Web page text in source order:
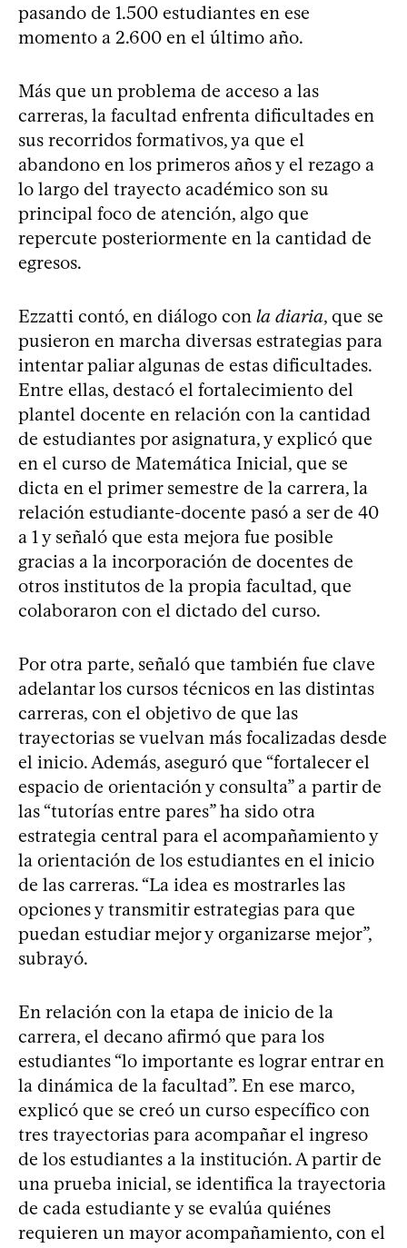
pasando de 1.500 estudiantes en ese
momento a 2.600 en el último año.
Más que un problema de acceso a las
carreras, la facultad enfrenta dificultades en
sus recorridos formativos, ya que el
abandono en los primeros años y el rezago a
lo largo del trayecto académico son su
principal foco de atención, algo que
repercute posteriormente en la cantidad de
egresos.
Ezzatti contó, en diálogo con la diaria, que se
pusieron en marcha diversas estrategias para
intentar paliar algunas de estas dificultades.
Entre ellas, destacó el fortalecimiento del
plantel docente en relación con la cantidad
de estudiantes por asignatura, y explicó que
en el curso de Matemática Inicial, que se
dicta en el primer semestre de la carrera, la
relación estudiante-docente pasó a ser de 40
a 1 y señaló que esta mejora fue posible
gracias a la incorporación de docentes de
otros institutos de la propia facultad, que
colaboraron con el dictado del curso.
Por otra parte, señaló que también fue clave
adelantar los cursos técnicos en las distintas
carreras, con el objetivo de que las
trayectorias se vuelvan más focalizadas desde
el inicio. Además, aseguró que “fortalecer el
espacio de orientación y consulta” a partir de
las “tutorías entre pares” ha sido otra
estrategia central para el acompañamiento y
la orientación de los estudiantes en el inicio
de las carreras. “La idea es mostrarles las
opciones y transmitir estrategias para que
puedan estudiar mejor y organizarse mejor”,
subrayó.
En relación con la etapa de inicio de la
carrera, el decano afirmó que para los
estudiantes “lo importante es lograr entrar en
la dinámica de la facultad”. En ese marco,
explicó que se creó un curso específico con
tres trayectorias para acompañar el ingreso
de los estudiantes a la institución. A partir de
una prueba inicial, se identifica la trayectoria
de cada estudiante y se evalúa quiénes
requieren un mayor acompañamiento, con el